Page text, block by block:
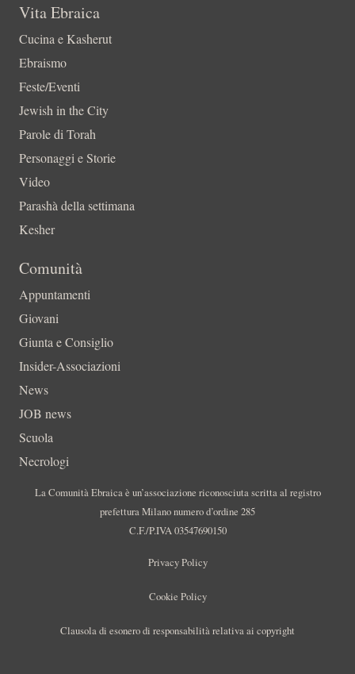
Vita Ebraica
Cucina e Kasherut
Ebraismo
Feste/Eventi
Jewish in the City
Parole di Torah
Personaggi e Storie
Video
Parashà della settimana
Kesher
Comunità
Appuntamenti
Giovani
Giunta e Consiglio
Insider-Associazioni
News
JOB news
Scuola
Necrologi
La Comunità Ebraica è un’associazione riconosciuta scritta al registro
prefettura Milano numero d’ordine 285
C.F./P.IVA 03547690150
Privacy Policy
Cookie Policy
Clausola di esonero di responsabilità relativa ai copyright